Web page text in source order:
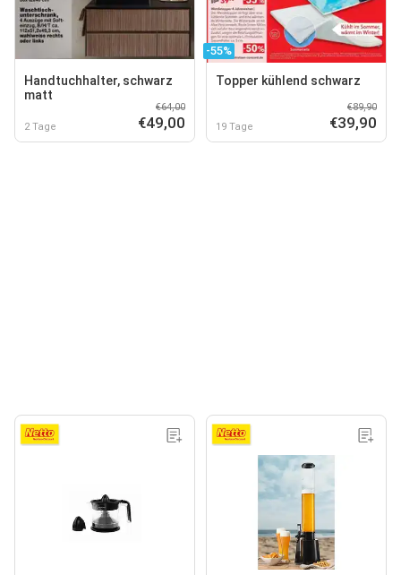
Handtuchhalter, schwarz
matt
2 Tage
€64,00
€49,00
-55%
Topper kühlend schwarz
19 Tage
€89,90
€39,90